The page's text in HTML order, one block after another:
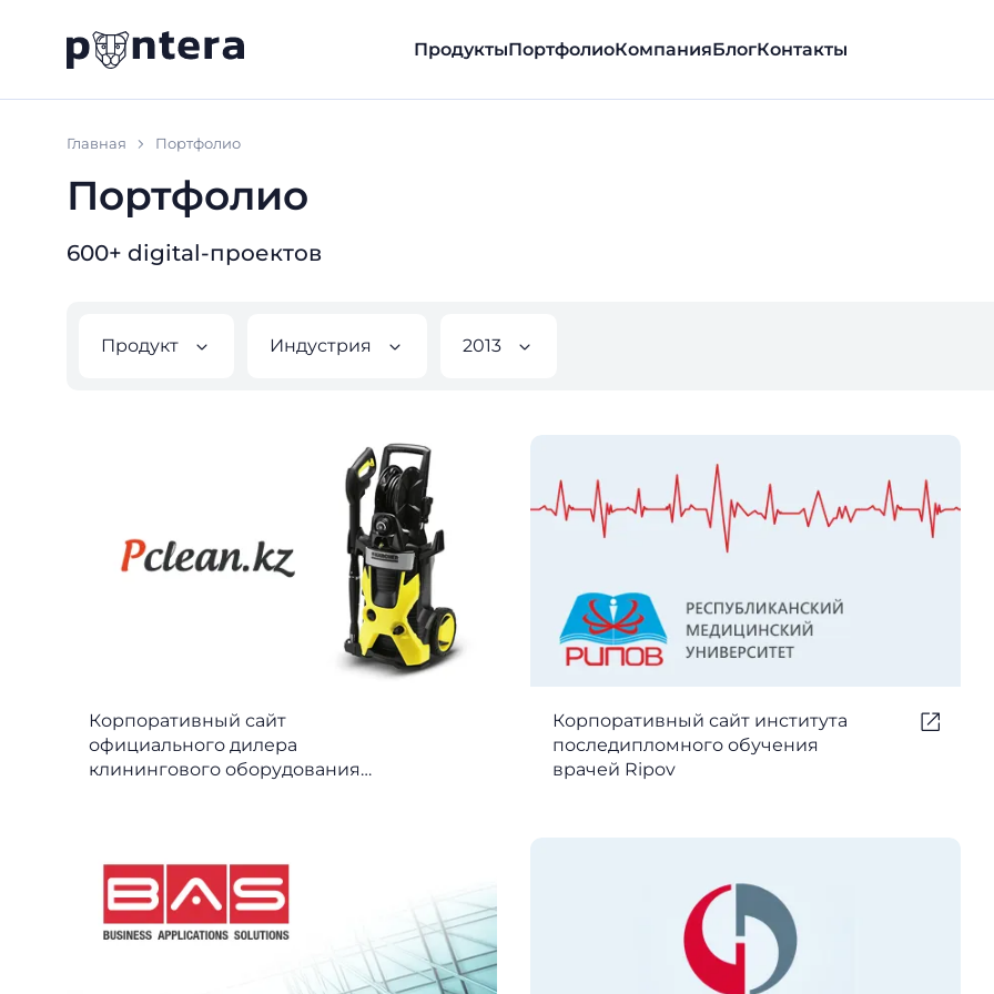
ПродуктыПортфолиоКомпанияБлогКонтакты
Главная Портфолио
Портфолио
600+ digital-проектов
Продукт Индустрия 2013
Корпоративный сайт
официального дилера
клинингового оборудования
Корпоративный сайт института
последипломного обучения
врачей Ripov